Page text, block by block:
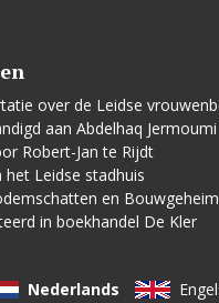
over de Leidse
aan Abdelhaq Jermoumi
Robert-Jan te Rijdt
Leidse stadhuis
in boekhandel De Kler
Nederlands